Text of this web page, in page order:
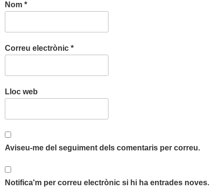
Nom *
Correu electrònic *
Lloc web
Aviseu-me del seguiment dels comentaris per correu.
Notifica'm per correu electrònic si hi ha entrades noves.